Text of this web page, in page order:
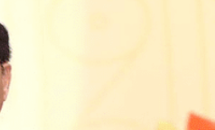
Lãnh đạo Bộ
các đơn vị